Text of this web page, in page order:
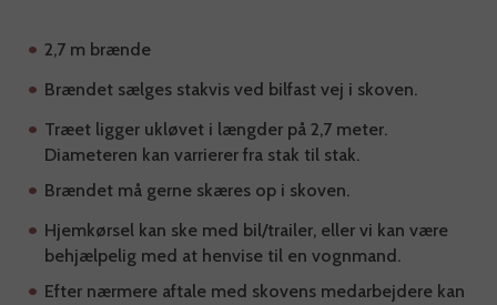
2,7 m brænde
Brændet sælges stakvis ved bilfast vej i skoven.
Træet ligger ukløvet i længder på 2,7 meter.
Diameteren kan varrierer fra stak til stak.
Brændet må gerne skæres op i skoven.
Hjemkørsel kan ske med bil/trailer, eller vi kan være
behjælpelig med at henvise til en vognmand.
Efter nærmere aftale med skovens medarbejdere kan